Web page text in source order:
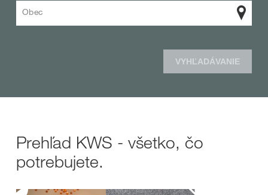
Obec
VYHĽADÁVANIE
Prehľad KWS - všetko, čo
potrebujete.